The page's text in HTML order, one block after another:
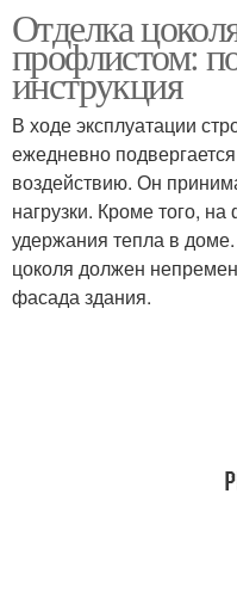
Отделка
профлистом:
инструкция
В ходе эксплуатации
ежедневно
воздействию. Он
нагрузки. Кроме того,
удержания тепла в
цоколя должен
фасада здания.